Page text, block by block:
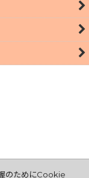
のためにCookie